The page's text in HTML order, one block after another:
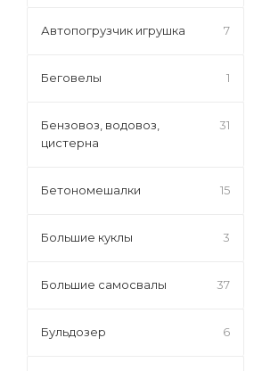
Автопогрузчик игрушка 7
Беговелы 1
Бензовоз, водовоз,
цистерна
31
Бетономешалки 15
Большие куклы 3
Большие самосвалы 37
Бульдозер 6